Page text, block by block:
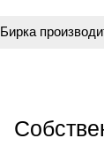
Бирка